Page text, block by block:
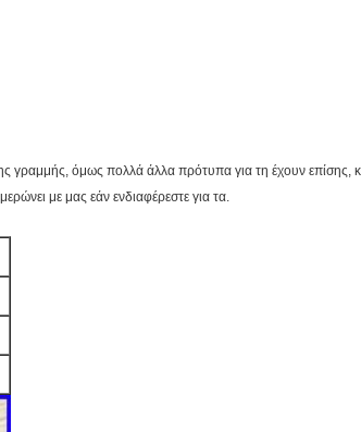
γραμμής, όμως πολλά άλλα πρότυπα για τη έχουν επίσης,
με μας εάν ενδιαφέρεστε για τα.